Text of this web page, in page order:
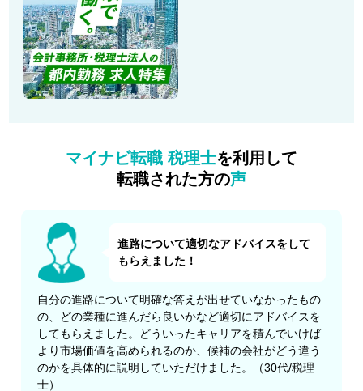
マイナビ転職 税理士を利用して
転職された方の声
進路について適切なアドバイスをして
もらえました！
自分の進路について明確な答えが出せていなかったもの
の、どの業種に進んだら良いかなど適切にアドバイスを
してもらえました。どういったキャリアを積んでいけば
より市場価値を高められるのか、候補の会社がどう違う
のかを具体的に説明していただけました。（30代/税理
士）